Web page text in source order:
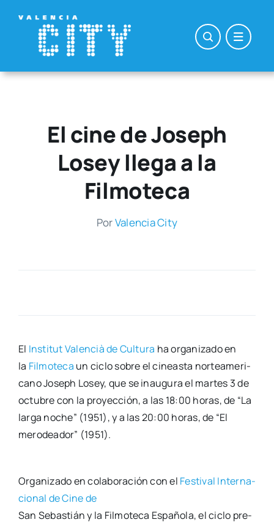
contenido
El cine de Joseph
Losey llega a la
Filmoteca
PorValen­cia City
El Ins­ti­tut Valen­cià de Cul­tu­ra ha orga­ni­za­do en
la Fil­mo­te­ca un ciclo sobre el cineas­ta nor­te­ame­ri­
cano Joseph Losey, que se inau­gu­ra el mar­tes 3 de
octu­bre con la pro­yec­ción, a las 18:00 horas, de “La
lar­ga noche” (1951), y a las 20:00 horas, de “El
mero­dea­dor” (1951).
Orga­ni­za­do en cola­bo­ra­ción con el Fes­ti­val Inter­na­
cio­nal de Cine de
San Sebas­tián y la Fil­mo­te­ca Espa­ño­la, el ciclo pre­